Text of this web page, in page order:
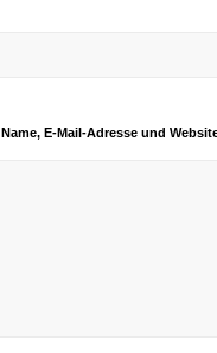
Name, E-Mail-Adresse und